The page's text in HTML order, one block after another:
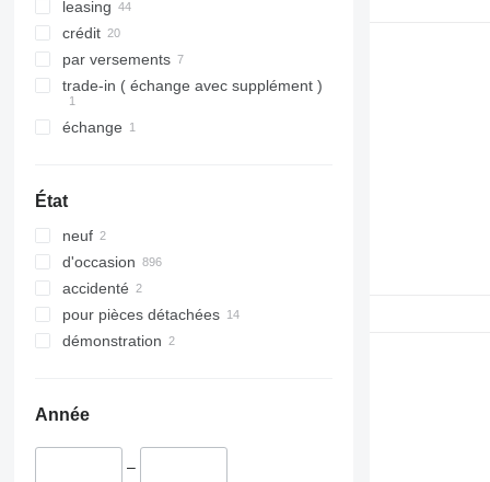
Lexion 6800
Lexion 7500
Lexion 7600
Lexion 7700
Lexion 8700
T-series
W-series
X-series
leasing
crédit
par versements
trade-in ( échange avec supplément )
échange
État
neuf
d'occasion
accidenté
pour pièces détachées
démonstration
Année
–